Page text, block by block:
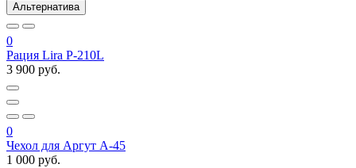
Альтернатива
0
Рация Lira P-210L
3 900 руб.
0
Чехол для Аргут А-45
1 000 руб.